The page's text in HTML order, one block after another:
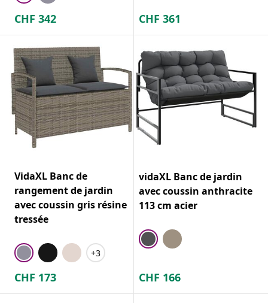
CHF 342 CHF 361
VidaXL Banc de
rangement de jardin
avec coussin gris résine
tressée
+3
CHF 173
vidaXL Banc de jardin
avec coussin anthracite
113 cm acier
CHF 166